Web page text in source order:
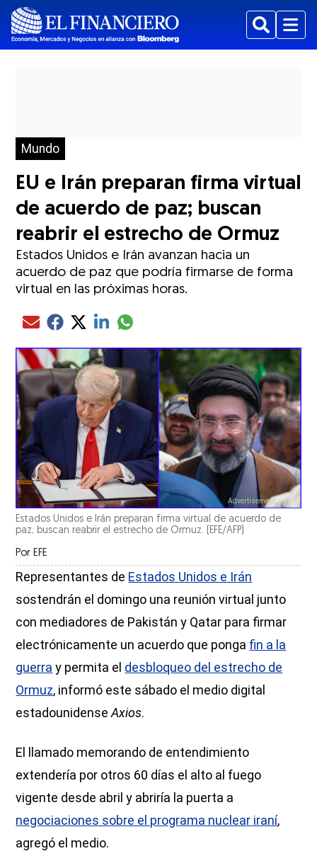
BuscarMenu
Mundo
EU e Irán preparan firma virtual
de acuerdo de paz; buscan
reabrir el estrecho de Ormuz
Estados Unidos e Irán avanzan hacia un
acuerdo de paz que podría firmarse de forma
virtual en las próximas horas.
Compartir el artículo actual mediante Email
Compartir el artículo actual mediante Facebook
Compartir el artículo actual mediante Twitter
Compartir el artículo actual mediante LinkedIn
Compartir el artículo actual mediante
Estados Unidos e Irán preparan firma virtual de acuerdo de
paz; buscan reabrir el estrecho de Ormuz. (EFE/AFP)
Por EFE
Representantes de Estados Unidos e Irán
sostendrán el domingo una reunión virtual junto
con mediadores de Pakistán y Qatar para firmar
electrónicamente un acuerdo que ponga fin a la
guerra y permita el desbloqueo del estrecho de
Ormuz, informó este sábado el medio digital
estadounidenseAxios.
El llamado memorando de entendimiento
extendería por otros 60 días el alto al fuego
vigente desde abril y abriría la puerta a
negociaciones sobre el programa nuclear iraní,
agregó el medio.